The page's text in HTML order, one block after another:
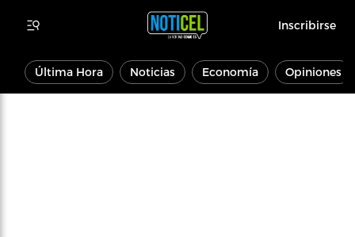
Inscribirse
Última Hora Noticias Economía Opiniones